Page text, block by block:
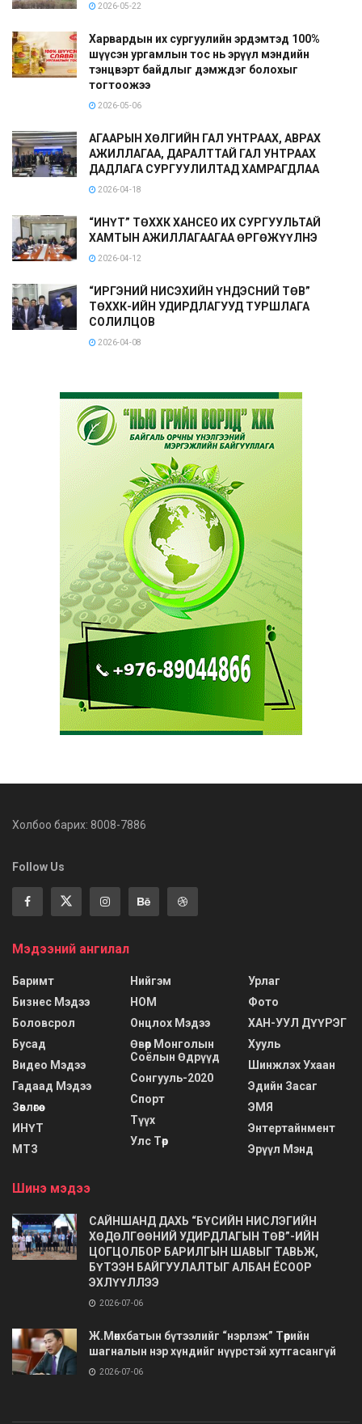
2026-05-22
Харвардын их сургуулийн эрдэмтэд 100%
шүүсэн ургамлын тос нь эрүүл мэндийн
тэнцвэрт байдлыг дэмждэг болохыг
тогтоожээ
2026-05-06
АГААРЫН ХӨЛГИЙН ГАЛ УНТРААХ, АВРАХ
АЖИЛЛАГАА, ДАРАЛТТАЙ ГАЛ УНТРААХ
ДАДЛАГА СУРГУУЛИЛТАД ХАМРАГДЛАА
2026-04-18
“ИНҮТ” ТӨХХК ХАНСЕО ИХ СУРГУУЛЬТАЙ
ХАМТЫН АЖИЛЛАГААГАА ӨРГӨЖҮҮЛНЭ
2026-04-12
“ИРГЭНИЙ НИСЭХИЙН ҮНДЭСНИЙ ТӨВ”
ТӨХХК-ИЙН УДИРДЛАГУУД ТУРШЛАГА
СОЛИЛЦОВ
2026-04-08
Холбоо барих: 8008-7886
Follow Us
Мэдээний ангилал
Баримт
Бизнес Мэдээ
Боловсрол
Бусад
Видео Мэдээ
Гадаад Мэдээ
Зөвлөгөө
ИНҮТ
МТЗ
Нийгэм
НОМ
Онцлох Мэдээ
Өвөр Монголын
Соёлын Өдрүүд
Сонгууль-2020
Спорт
Түүх
Улс Төр
Урлаг
Фото
ХАН-УУЛ ДҮҮРЭГ
Хууль
Шинжлэх Ухаан
Эдийн Засаг
ЭМЯ
Энтертайнмент
Эрүүл Мэнд
Шинэ мэдээ
САЙНШАНД ДАХЬ “БҮСИЙН НИСЛЭГИЙН
ХӨДӨЛГӨӨНИЙ УДИРДЛАГЫН ТӨВ”-ИЙН
ЦОГЦОЛБОР БАРИЛГЫН ШАВЫГ ТАВЬЖ,
БҮТЭЭН БАЙГУУЛАЛТЫГ АЛБАН ЁСООР
ЭХЛҮҮЛЛЭЭ
2026-07-06
Ж.Мөнхбатын бүтээлийг “нэрлэж” Төрийн
шагналын нэр хүндийг нүүрстэй хутгасангүй
2026-07-06